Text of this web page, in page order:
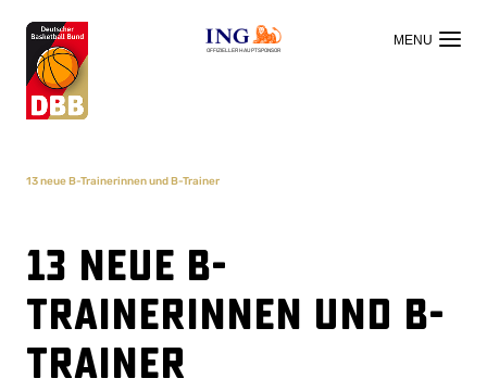
OFFIZIELLER HAUPTSPONSOR
13 neue B-Trainerinnen und B-Trainer
13 neue B-
Trainerinnen und B-
Trainer